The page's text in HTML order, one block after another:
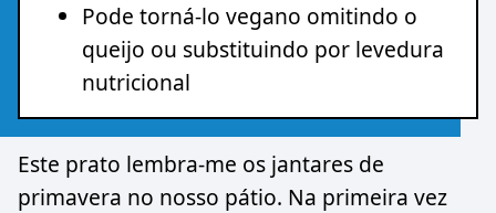
Pode torná-lo vegano omitindo o
queijo ou substituindo por levedura
nutricional
Este prato lembra-me os jantares de
primavera no nosso pátio. Na primeira vez